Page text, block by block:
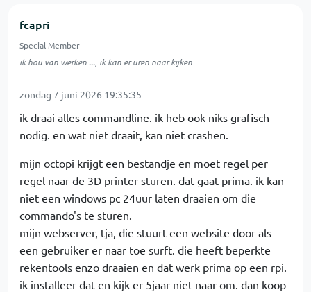
fcapri
Special Member
ik hou van werken ..., ik kan er uren naar kijken
zondag 7 juni 2026 19:35:35
ik draai alles commandline. ik heb ook niks grafisch
nodig. en wat niet draait, kan niet crashen.
mijn octopi krijgt een bestandje en moet regel per
regel naar de 3D printer sturen. dat gaat prima. ik kan
niet een windows pc 24uur laten draaien om die
commando's te sturen.
mijn webserver, tja, die stuurt een website door als
een gebruiker er naar toe surft. die heeft beperkte
rekentools enzo draaien en dat werk prima op een rpi.
ik installeer dat en kijk er 5jaar niet naar om. dan koop